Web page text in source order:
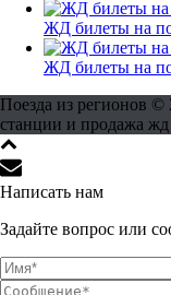
ЖД билеты на
ЖД билеты на
Поезда из регионов ©
станции и продажа
Написать нам
Задайте вопрос или